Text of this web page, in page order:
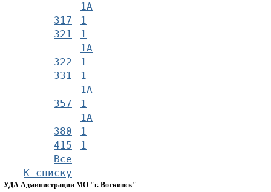
1А
317
1
321
1
1А
322
1
331
1
1А
357
1
1А
380
1
415
1
Все
К списку
УДА Администрации МО "г. Воткинск"